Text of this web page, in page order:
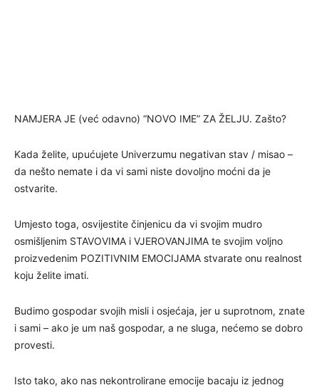
NAMJERA JE (već odavno) “NOVO IME” ZA ŽELJU. Zašto?
Kada želite, upućujete Univerzumu negativan stav / misao –
da nešto nemate i da vi sami niste dovoljno moćni da je
ostvarite.
Umjesto toga, osvijestite činjenicu da vi svojim mudro
osmišljenim STAVOVIMA i VJEROVANJIMA te svojim voljno
proizvedenim POZITIVNIM EMOCIJAMA stvarate onu realnost
koju želite imati.
Budimo gospodar svojih misli i osjećaja, jer u suprotnom, znate
i sami – ako je um naš gospodar, a ne sluga, nećemo se dobro
provesti.
Isto tako, ako nas nekontrolirane emocije bacaju iz jednog